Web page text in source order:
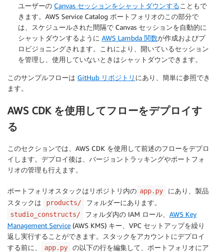
ユーザーの Canvas セッションをシャットダウンすることもで
きます。AWS Service Catalog ポートフォリオのこの部分で
は、スケジュールされた間隔で Canvas セッションを自動的に
シャットダウンするように AWS Lambda 関数が作成およびプ
ロビジョニングされます。これにより、開いているセッション
を管理し、使用していないときはシャットダウンできます。
このサンプルフローは GitHub リポジトリ にあり、簡単に参照でき
ます。
AWS CDK を使用してフローをデプロイす
る
このセクションでは、AWS CDK を使用して前述のフローをデプロ
イします。デプロイ後は、バージョントラッキングやポートフォ
リオの管理も行えます。
ポートフォリオスタックはリポジトリ内の app.py
にあり、製品
スタックは
products/ フォルダーにあります。
studio_constructs/ フォルダ内の IAM ロール、 AWS Key
Management Service (AWS KMS) キー、VPC セットアップを繰り
返し実行することができます。スタックをアカウントにデプロイ
する前に、
app.py
の以下の行を編集して、ポートフォリオにア